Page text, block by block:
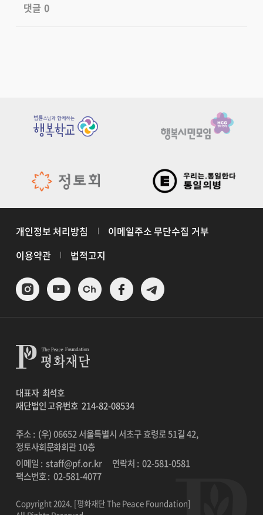
댓글 0
개인정보 처리방침
이메일주소 무단수집 거부
이용약관
법적고지
대표자 최석호
재단법인 고유번호214-82-08534
주소 : (우) 06652 서울특별시 서초구 효령로 51길 42,
정토사회문화회관 10층
이메일 :staff@pf.or.kr 연락처 :02-581-0581
팩스번호 :02-581-4077
Copyright 2024. [평화재단 The Peace Foundation]